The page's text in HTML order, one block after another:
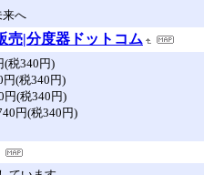
へ
売|分度器ドットコム
(税340円)
円(税340円)
円(税340円)
円(税340円)